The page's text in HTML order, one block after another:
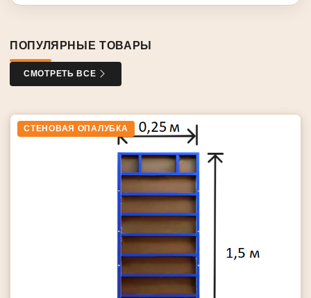
ПОПУЛЯРНЫЕ ТОВАРЫ
СМОТРЕТЬ ВСЕ
СТЕНОВАЯ ОПАЛУБКА